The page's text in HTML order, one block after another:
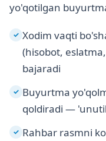
yo'qotilgan
✓ Xodim vaqti
(hisobot,
bajaradi
✓ Buyurtma
qoldiradi —
✓ Rahbar rasmni